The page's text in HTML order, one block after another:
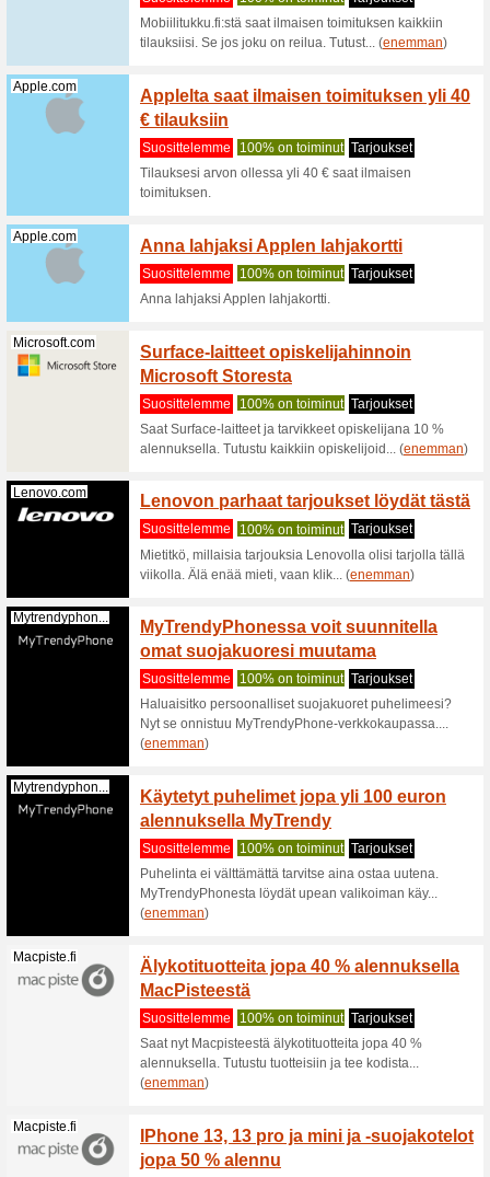
Estore.nu
Tutustu
(
Akkukauppa.com
Acer.com